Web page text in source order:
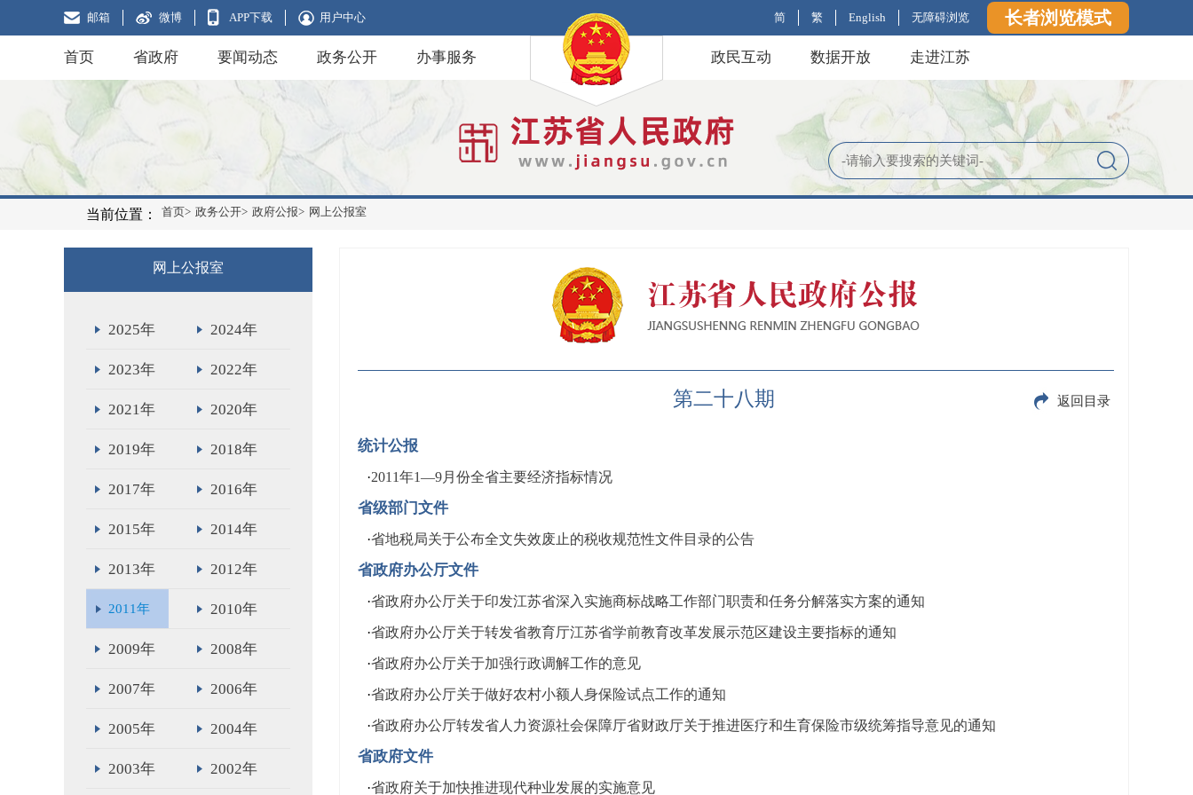
邮箱 微博 APP下载 用户中心 简 繁 English 无障碍浏览 长者浏览模式
首页 省政府 要闻动态 政务公开 办事服务 政民互动 数据开放 走进江苏
当前位置： 首页> 政务公开> 政府公报> 网上公报室
网上公报室
2025年 2024年
2023年 2022年
2021年 2020年
2019年 2018年
2017年 2016年
2015年 2014年
2013年 2012年
2011年 2010年
2009年 2008年
2007年 2006年
2005年 2004年
2003年 2002年
第二十八期 返回目录
统计公报
·2011年1—9月份全省主要经济指标情况
省级部门文件
·省地税局关于公布全文失效废止的税收规范性文件目录的公告
省政府办公厅文件
·省政府办公厅关于印发江苏省深入实施商标战略工作部门职责和任务分解落实方案的通知
·省政府办公厅关于转发省教育厅江苏省学前教育改革发展示范区建设主要指标的通知
·省政府办公厅关于加强行政调解工作的意见
·省政府办公厅关于做好农村小额人身保险试点工作的通知
·省政府办公厅转发省人力资源社会保障厅省财政厅关于推进医疗和生育保险市级统筹指导意见的通知
省政府文件
·省政府关于加快推进现代种业发展的实施意见